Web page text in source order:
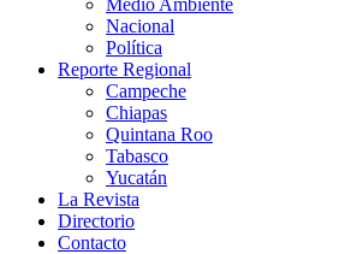
Medio Ambiente
Nacional
Política
Reporte Regional
Campeche
Chiapas
Quintana Roo
Tabasco
Yucatán
La Revista
Directorio
Contacto